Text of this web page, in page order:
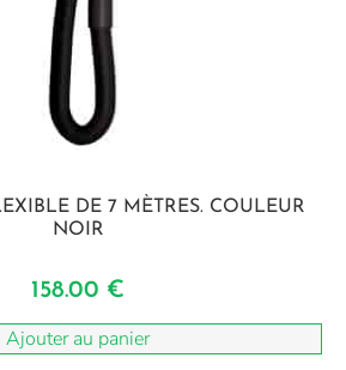
DE 7 MÈTRES. COULEUR
NOIR
158.00 €
Ajouter au panier